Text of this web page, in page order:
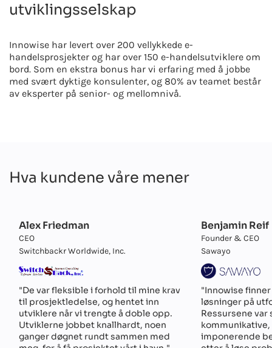
utviklingsselskap
Innowise har levert over 200 vellykkede e-
handelsprosjekter og har over 150 e-handelsutviklere om
bord. Som en ekstra bonus har vi erfaring med å jobbe
med svært dyktige konsulenter, og 80% av teamet består
av eksperter på senior- og mellomnivå.
Hva kundene våre mener
Alex Friedman
CEO
Switchbackr Worldwide, Inc.
"De var fleksible i forhold til mine krav
til prosjektledelse, og hentet inn
utviklere når vi trengte å doble opp.
Utviklerne jobbet knallhardt, noen
ganger døgnet rundt sammen med
Benjamin Reif
Founder & CEO
Sawayo
"Innowise
løsninger på
Ressursene
imponerende